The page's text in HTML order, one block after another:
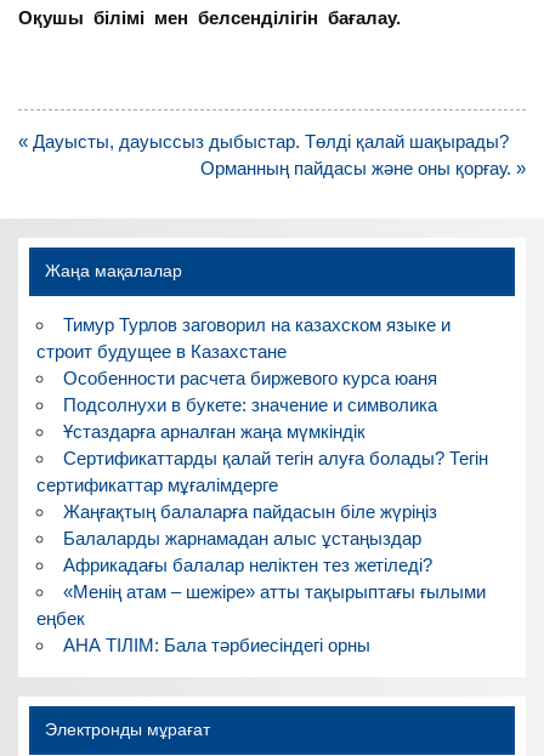
Оқушы білімі мен белсенділігін бағалау.
Навигация
« Дауысты, дауыссыз дыбыстар. Төлді қалай шақырады?
Орманның пайдасы және оны қорғау. »
Жаңа мақалалар
Тимур Турлов заговорил на казахском языке и
строит будущее в Казахстане
Особенности расчета биржевого курса юаня
Подсолнухи в букете: значение и символика
Ұстаздарға арналған жаңа мүмкіндік
Сертификаттарды қалай тегін алуға болады? Тегін
сертификаттар мұғалімдерге
Жаңғақтың балаларға пайдасын біле жүріңіз
Балаларды жарнамадан алыс ұстаңыздар
Африкадағы балалар неліктен тез жетіледі?
«Менің атам – шежіре» атты тақырыптағы ғылыми
еңбек
АНА ТІЛІМ: Бала тәрбиесіндегі орны
Электронды мұрағат